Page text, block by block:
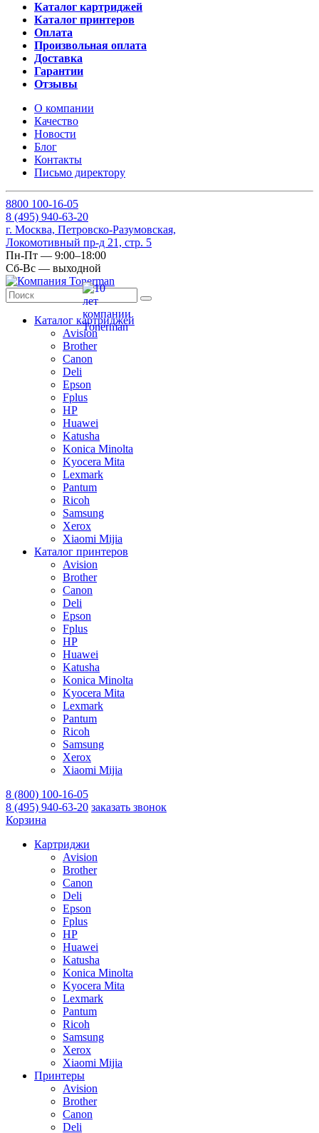
Каталог картриджей
Каталог принтеров
Оплата
Произвольная оплата
Доставка
Гарантии
Отзывы
О компании
Качество
Новости
Блог
Контакты
Письмо директору
8800 100-16-05
8 (495) 940-63-20
г. Москва, Петровско-Разумовская,
Локомотивный пр-д 21, стр. 5
Пн-Пт — 9:00–18:00
Сб-Вс — выходной
Каталог картриджей
Avision
Brother
Canon
Deli
Epson
Fplus
HP
Huawei
Katusha
Konica Minolta
Kyocera Mita
Lexmark
Pantum
Ricoh
Samsung
Xerox
Xiaomi Mijia
Каталог принтеров
Avision
Brother
Canon
Deli
Epson
Fplus
HP
Huawei
Katusha
Konica Minolta
Kyocera Mita
Lexmark
Pantum
Ricoh
Samsung
Xerox
Xiaomi Mijia
8 (800) 100-16-05
8 (495) 940-63-20 заказать звонок
Корзина
Картриджи
Avision
Brother
Canon
Deli
Epson
Fplus
HP
Huawei
Katusha
Konica Minolta
Kyocera Mita
Lexmark
Pantum
Ricoh
Samsung
Xerox
Xiaomi Mijia
Принтеры
Avision
Brother
Canon
Deli